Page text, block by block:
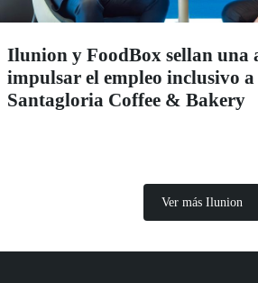
Ilunion y FoodBox sellan una
impulsar el empleo inclusivo a
Santagloria Coffee & Bakery
Ver más Ilunion